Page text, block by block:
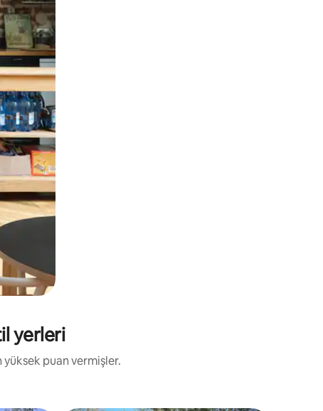
yerleri
puan vermişler.